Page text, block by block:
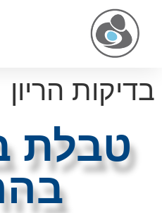
בדיקות הריון
טבלת